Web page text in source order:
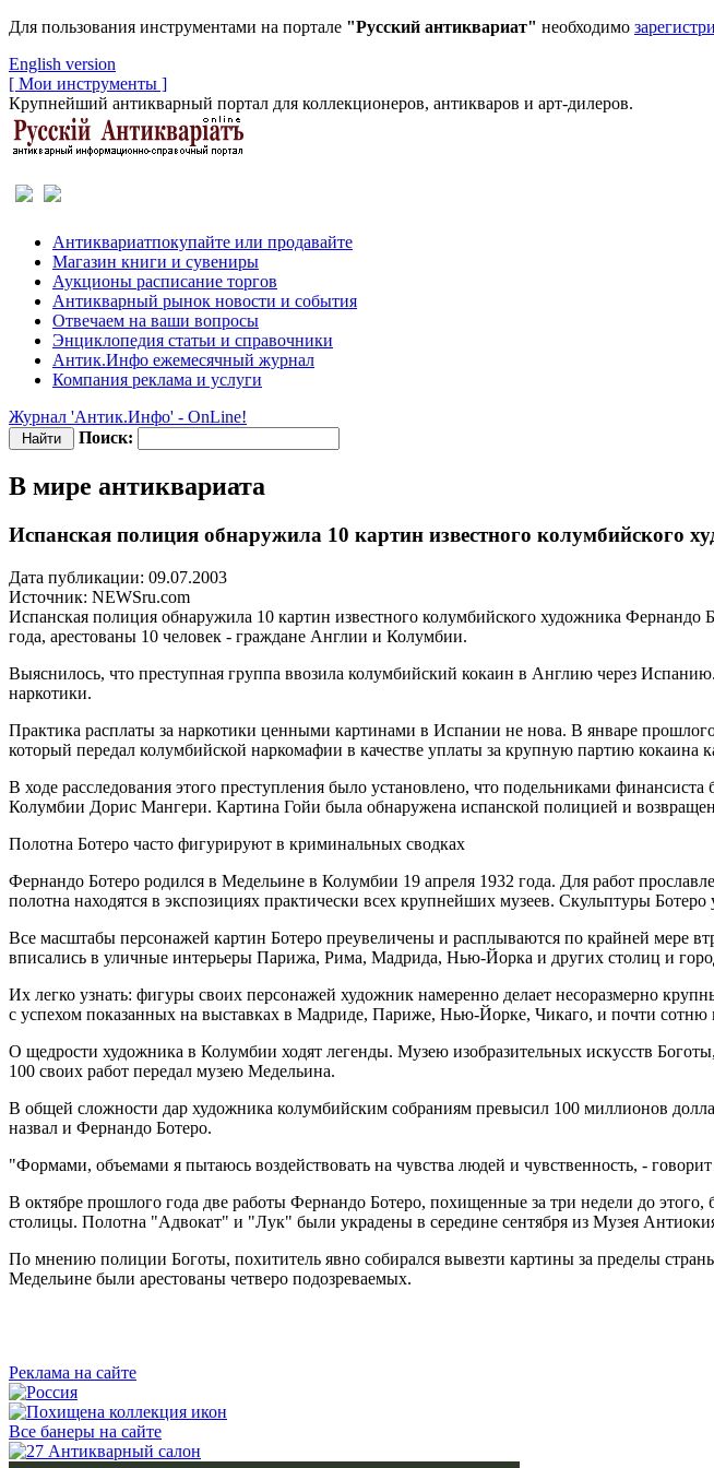
Для пользования инструментами на портале "Русский антиквариат" необходимо
English version
[ Мои инструменты ]
Крупнейший антикварный портал для коллекционеров, антикваров и арт-дилеров.
Антиквариатпокупайте или продавайте
Магазин книги и сувениры
Аукционы расписание торгов
Антикварный рынок новости и события
Отвечаем на ваши вопросы
Энциклопедия статьи и справочники
Антик.Инфо ежемесячный журнал
Компания реклама и услуги
Журнал 'Антик.Инфо' - OnLine!
Поиск:
В мире антиквариата
Испанская полиция обнаружила 10 картин известного колумбийского
Дата публикации: 09.07.2003
Источник: NEWSru.com
Испанская полиция обнаружила 10 картин известного колумбийского художника
года, арестованы 10 человек - граждане Англии и Колумбии.
Выяснилось, что преступная группа ввозила колумбийский кокаин в Англию через
наркотики.
Практика расплаты за наркотики ценными картинами в Испании не нова. В январе
который передал колумбийской наркомафии в качестве уплаты за крупную партию
В ходе расследования этого преступления было установлено, что подельниками
Колумбии Дорис Мангери. Картина Гойи была обнаружена испанской полицией и
Полотна Ботеро часто фигурируют в криминальных сводках
Фернандо Ботеро родился в Медельине в Колумбии 19 апреля 1932 года. Для работ
полотна находятся в экспозициях практически всех крупнейших музеев. Скульптуры
Все масштабы персонажей картин Ботеро преувеличены и расплываются по крайней мере
вписались в уличные интерьеры Парижа, Рима, Мадрида, Нью-Йорка и других столиц и
Их легко узнать: фигуры своих персонажей художник намеренно делает несоразмерно
с успехом показанных на выставках в Мадриде, Париже, Нью-Йорке, Чикаго, и почти сотню
О щедрости художника в Колумбии ходят легенды. Музею изобразительных искусств
100 своих работ передал музею Медельина.
В общей сложности дар художника колумбийским собраниям превысил 100 миллионов
назвал и Фернандо Ботеро.
"Формами, объемами я пытаюсь воздействовать на чувства людей и чувственность, -
В октябре прошлого года две работы Фернандо Ботеро, похищенные за три недели до
столицы. Полотна "Адвокат" и "Лук" были украдены в середине сентября из Музея
По мнению полиции Боготы, похититель явно собирался вывезти картины за пределы
Медельине были арестованы четверо подозреваемых.
Реклама на сайте
Все банеры на сайте